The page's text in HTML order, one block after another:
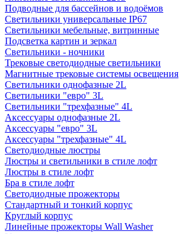
Подводные для бассейнов и водоёмов
Светильники универсальные IP67
Светильники мебельные, витринные
Подсветка картин и зеркал
Светильники - ночники
Трековые светодиодные светильники
Магнитные трековые системы освещения
Светильники однофазные 2L
Светильники "евро" 3L
Светильники "трехфазные" 4L
Аксессуары однофазные 2L
Аксессуары "евро" 3L
Аксессуары "трехфазные" 4L
Светодиодные люстры
Люстры и светильники в стиле лофт
Люстры в стиле лофт
Бра в стиле лофт
Светодиодные прожекторы
Стандартный и тонкий корпус
Круглый корпус
Линейные прожекторы Wall Washer